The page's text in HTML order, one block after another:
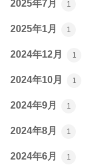
2025年7月 1
2025年1月 1
2024年12月 1
2024年10月 1
2024年9月 1
2024年8月 1
2024年6月 1